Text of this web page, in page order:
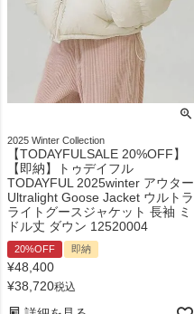
2025 Winter Collection
【TODAYFULSALE 20%OFF】
【即納】トゥデイフル
TODAYFUL 2025winter アウター
Ultralight Goose Jacket ウルトラ
ライトグースジャケット 長袖 ミ
ドル丈 ダウン 12520004
20%OFF 即納
¥48,400
¥38,720税込